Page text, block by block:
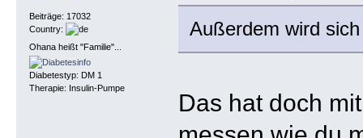
Beiträge: 17032
Country:
Ohana heißt "Familie"...
Diabetestyp: DM 1
Therapie: Insulin-Pumpe
Außerdem wird
Das hat doch